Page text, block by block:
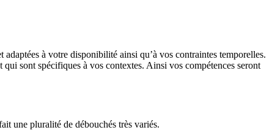
à votre disponibilité ainsi qu’à vos contraintes temporelles.
sont spécifiques à vos contextes. Ainsi vos compétences seront
une pluralité de débouchés très variés.